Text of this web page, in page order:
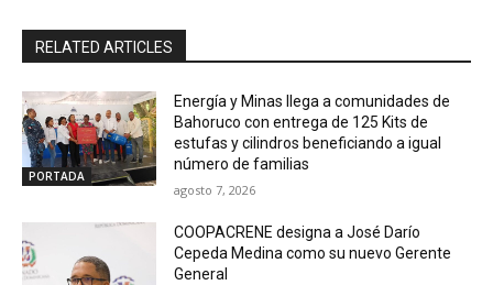
RELATED ARTICLES
PORTADA
Energía y Minas llega a comunidades de
Bahoruco con entrega de 125 Kits de
estufas y cilindros beneficiando a igual
número de familias
agosto 7, 2026
COOPACRENE designa a José Darío
Cepeda Medina como su nuevo Gerente
General